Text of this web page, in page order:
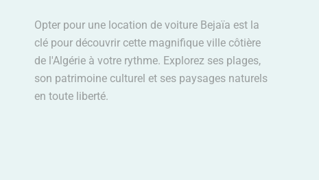
Opter pour une location de voiture Bejaïa est la
clé pour découvrir cette magnifique ville côtière
de l'Algérie à votre rythme. Explorez ses plages,
son patrimoine culturel et ses paysages naturels
en toute liberté.